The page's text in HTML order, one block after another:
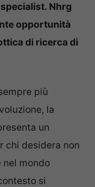
Nhrg
opportunità
di ricerca di
più
la
un
chi desidera non
nel mondo
si